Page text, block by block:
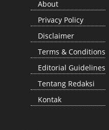
About
Privacy Policy
Disclaimer
Terms & Conditions
Editorial Guidelines
Tentang Redaksi
Kontak